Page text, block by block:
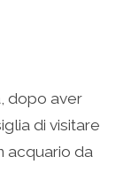
dopo aver
di visitare
acquario da